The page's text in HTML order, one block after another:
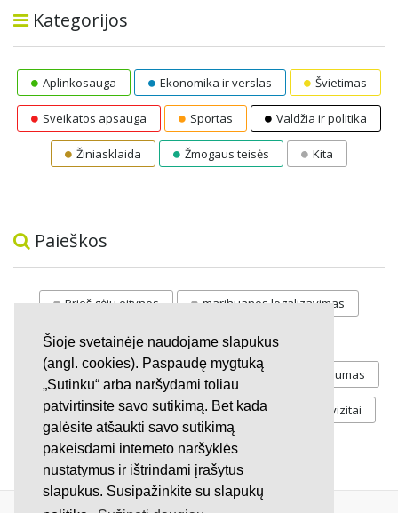
Šioje svetainėje naudojame slapukus
(angl. cookies). Paspaudę mygtuką
„Sutinku“ arba naršydami toliau
patvirtinsite savo sutikimą. Bet kada
galėsite atšaukti savo sutikimą
pakeisdami interneto naršyklės
nustatymus ir ištrindami įrašytus
slapukus. Susipažinkite su slapukų
Kategorijos
Aplinkosauga Ekonomika ir verslas Švietimas
Sveikatos apsauga Sportas Valdžia ir politika
Žiniasklaida Žmogaus teisės Kita
Paieškos
Prieš gėju eitynes marihuanos legalizavimas
STOP vaiku atemimas
Pilnos moksleivių vasaros atostogos referendumas
Keliu jaunystės Valandos Rekvizitai
Investicijos